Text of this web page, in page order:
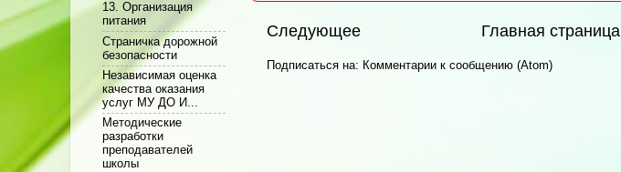
Следующее Главная страница
Подписаться на: Комментарии к сообщению (Atom)
13. Организация
питания
Cтраничка дорожной
безопасности
Независимая оценка
качества оказания
услуг МУ ДО И...
Методические
разработки
преподавателей
школы